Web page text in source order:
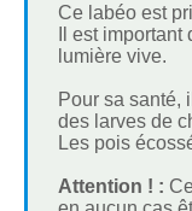
Ce labéo est
Il est
lumière vive.
Pour sa santé,
des larves de
Les pois
Attention ! :